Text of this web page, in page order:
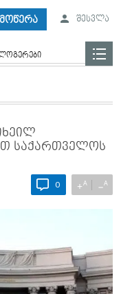
შესვლა
საქართველოს
0 +A −A